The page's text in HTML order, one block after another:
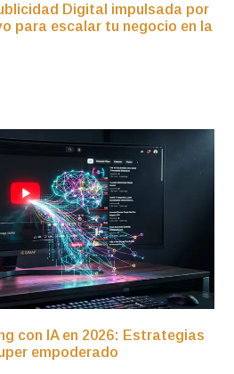
Digital impulsada por
para escalar tu negocio en la
con IA en 2026: Estrategias
empoderado